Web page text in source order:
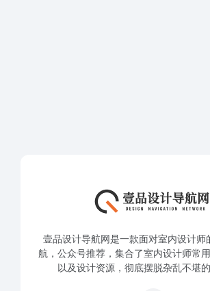
壹品设计导航网是一款面对室内设计师
航，公众号推荐，集合了室内设计师常
以及设计资源，彻底摆脱杂乱不堪的